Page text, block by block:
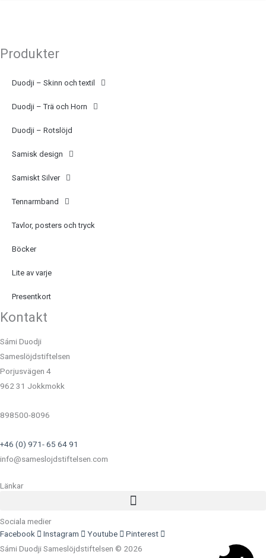
Produkter
Duodji – Skinn och textil
Duodji – Trä och Horn
Duodji – Rotslöjd
Samisk design
Samiskt Silver
Tennarmband
Tavlor, posters och tryck
Böcker
Lite av varje
Presentkort
Kontakt
Sámi Duodji
Sameslöjdstiftelsen
Porjusvägen 4
962 31 Jokkmokk
898500-8096
+46 (0) 971- 65 64 91
info@sameslojdstiftelsen.com
Länkar
Sociala medier
Facebook
Instagram Youtube
Pinterest
Sámi Duodji Sameslöjdstiftelsen © 2026